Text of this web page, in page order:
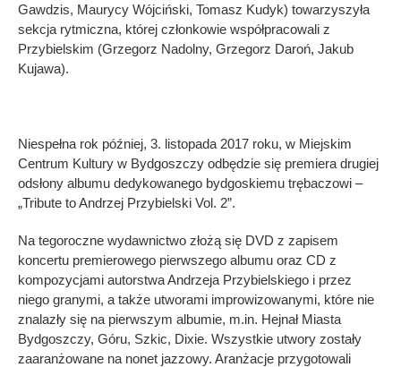
Gawdzis, Maurycy Wójciński, Tomasz Kudyk) towarzyszyła
sekcja rytmiczna, której członkowie współpracowali z
Przybielskim (Grzegorz Nadolny, Grzegorz Daroń, Jakub
Kujawa).
Niespełna rok później, 3. listopada 2017 roku, w Miejskim
Centrum Kultury w Bydgoszczy odbędzie się premiera drugiej
odsłony albumu dedykowanego bydgoskiemu trębaczowi –
„Tribute to Andrzej Przybielski Vol. 2”.
Na tegoroczne wydawnictwo złożą się DVD z zapisem
koncertu premierowego pierwszego albumu oraz CD z
kompozycjami autorstwa Andrzeja Przybielskiego i przez
niego granymi, a także utworami improwizowanymi, które nie
znalazły się na pierwszym albumie, m.in. Hejnał Miasta
Bydgoszczy, Góru, Szkic, Dixie. Wszystkie utwory zostały
zaaranżowane na nonet jazzowy. Aranżacje przygotowali